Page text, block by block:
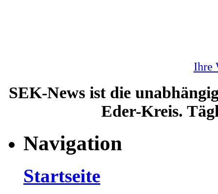
Ihre
SEK-News ist die
Eder-Kreis.
Navigation
Startseite